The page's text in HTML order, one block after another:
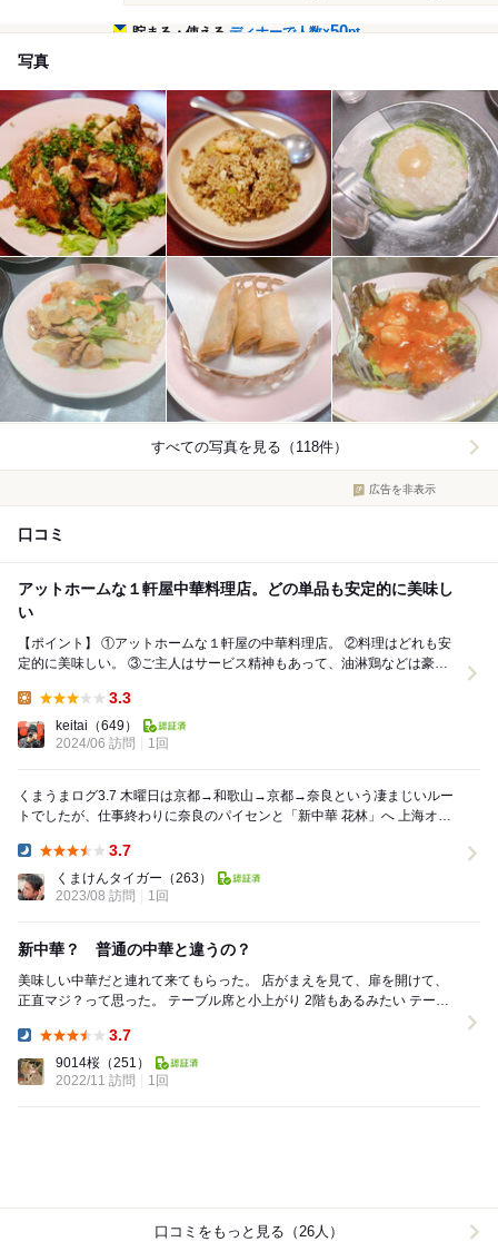
貯まる・使えるディナーで人数×50pt
写真
すべての写真を見る（118件）
広告を非表示
口コミ
アットホームな１軒屋中華料理店。どの単品も安定的に美味し
い
【ポイント】 ①アットホームな１軒屋の中華料理店。 ②料理はどれも安
定的に美味しい。 ③ご主人はサービス精神もあって、油淋鶏などは豪快
3.3
keitai （649）
2024/06 訪問
1回
くまうまログ3.7 木曜日は京都→和歌山→京都→奈良という凄まじいルー
トでしたが、仕事終わりに奈良のパイセンと「新中華 花林」へ 上海オム
3.7
くまけんタイガー （263）
2023/08 訪問
1回
新中華？ 普通の中華と違うの？
美味しい中華だと連れて来てもらった。 店がまえを見て、扉を開けて、
正直マジ？って思った。 テーブル席と小上がり 2階もあるみたい テーブ
3.7
9014桜 （251）
2022/11 訪問
1回
口コミをもっと見る（26人）